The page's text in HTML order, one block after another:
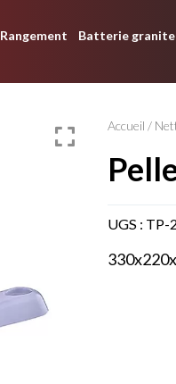
Rangement Batterie granite
Accueil /
UGS : TP-